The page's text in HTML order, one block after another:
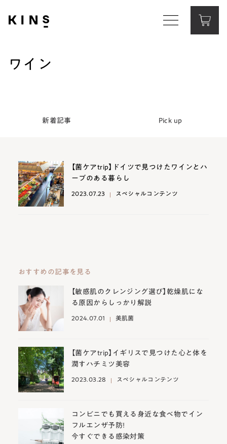
ワイン
新着記事 Pick up
2023.07.23 スペシャルコンテンツ
【菌ケアtrip】ドイツで見つけたワインとハ
ーブのある暮らし
おすすめの記事を見る
【敏感肌のクレンジング選び】乾燥肌にな
る原因からしっかり解説
2024.07.01 美肌菌
【菌ケアtrip】イギリスで見つけた心と体を
潤すハチミツ美容
2023.03.28 スペシャルコンテンツ
コンビニでも買える身近な食べ物でイン
フルエンザ予防!
今すぐできる感染対策